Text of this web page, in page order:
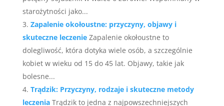
starożytności jako...
Zapalenie okołoustne: przyczyny, objawy i
skuteczne leczenie Zapalenie okołoustne to
dolegliwość, która dotyka wiele osób, a szczególnie
kobiet w wieku od 15 do 45 lat. Objawy, takie jak
bolesne...
Trądzik: Przyczyny, rodzaje i skuteczne metody
leczenia Trądzik to jedna z najpowszechniejszych